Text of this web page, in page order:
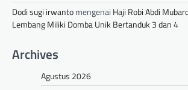
Dodi sugi irwantomengenai Haji Robi Abdi
Lembang Miliki Domba Unik Bertanduk 3 dan 4
Archives
Agustus 2026